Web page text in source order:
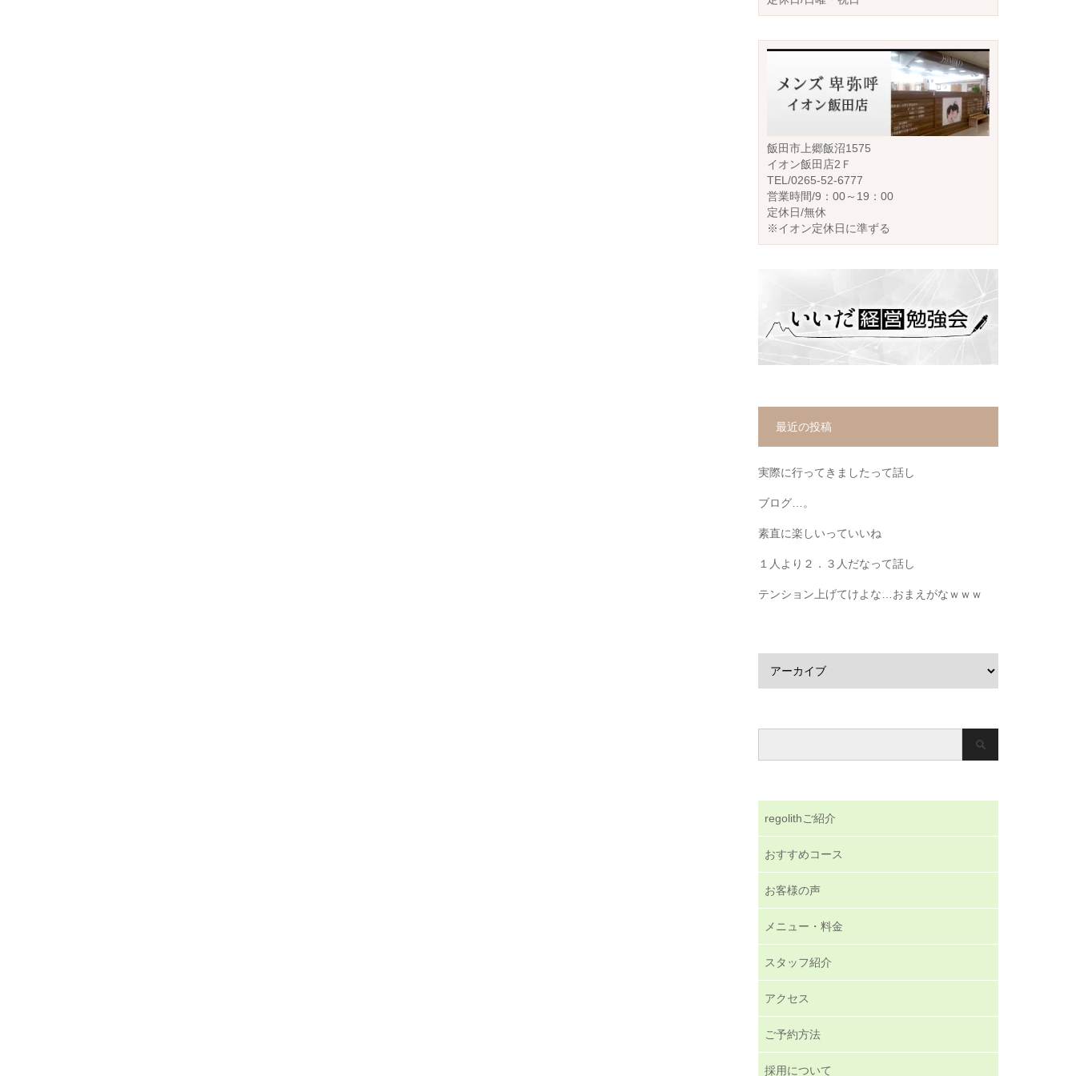
飯田市上郷飯沼1575
イオン飯田店2Ｆ
TEL/0265-52-6777
営業時間/9：00～19：00
定休日/無休
※イオン定休日に準ずる
最近の投稿
実際に行ってきましたって話し
ブログ…。
素直に楽しいっていいね
１人より２．３人だなって話し
テンション上げてけよな…おまえがなｗｗｗ
regolithご紹介
おすすめコース
お客様の声
メニュー・料金
スタッフ紹介
アクセス
ご予約方法
採用について